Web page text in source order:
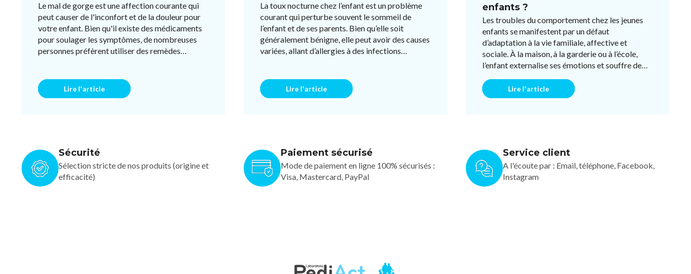
Le mal de gorge est une affection courante qui
peut causer de l'inconfort et de la douleur pour
votre enfant. Bien qu'il existe des médicaments
pour soulager les symptômes, de nombreuses
personnes préfèrent utiliser des remèdes
Lire l'article
La toux nocturne chez l’enfant est un problème
courant qui perturbe souvent le sommeil de
l’enfant et de ses parents. Bien qu’elle soit
généralement bénigne, elle peut avoir des causes
variées, allant d’allergies à des infections
Lire l'article
enfants ?
Les troubles du comportement chez les jeunes
enfants se manifestent par un défaut
d’adaptation à la vie familiale, affective et
sociale. À la maison, à la garderie ou à l’école,
l’enfant externalise ses émotions et souffre de
Lire l'article
Sécurité
Sélection stricte de nos produits (origine et
efficacité)
Paiement sécurisé
Mode de paiement en ligne 100% sécurisés :
Visa, Mastercard, PayPal
Service client
A l'écoute par : Email, téléphone, Facebook,
Instagram